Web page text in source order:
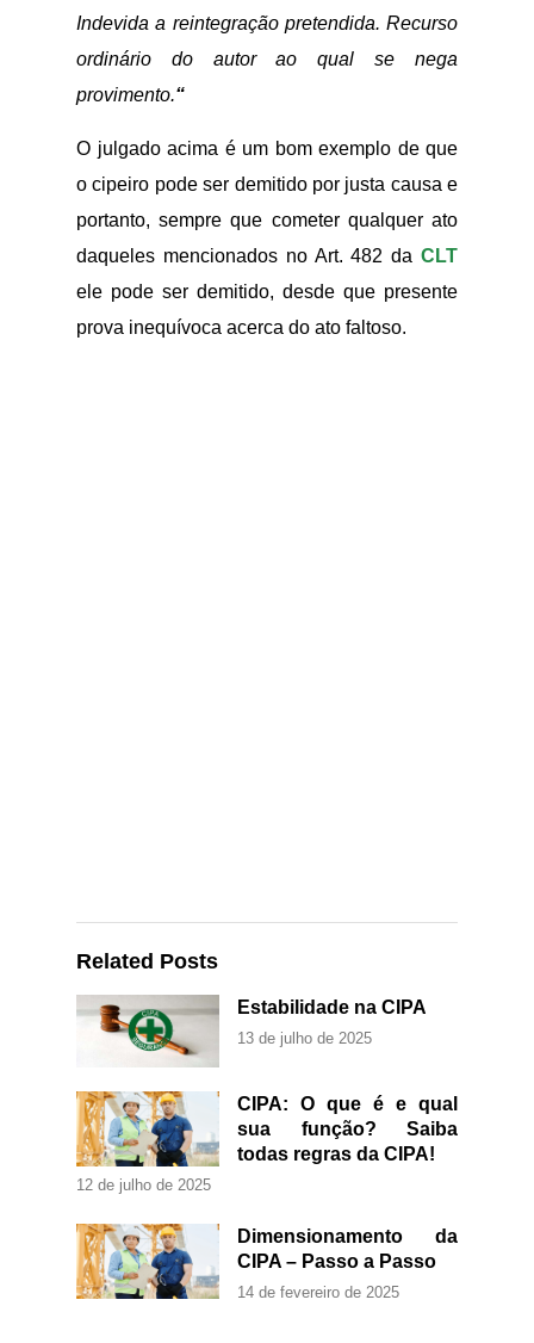
Indevida a reintegração pretendida. Recurso
ordinário do autor ao qual se nega
provimento.“
O julgado acima é um bom exemplo de que
o cipeiro pode ser demitido por justa causa e
portanto, sempre que cometer qualquer ato
daqueles mencionados no Art. 482 da CLT
ele pode ser demitido, desde que presente
prova inequívoca acerca do ato faltoso.
Related Posts
Estabilidade na CIPA
13 de julho de 2025
CIPA: O que é e qual
sua função? Saiba
todas regras da CIPA!
12 de julho de 2025
Dimensionamento da
CIPA – Passo a Passo
14 de fevereiro de 2025